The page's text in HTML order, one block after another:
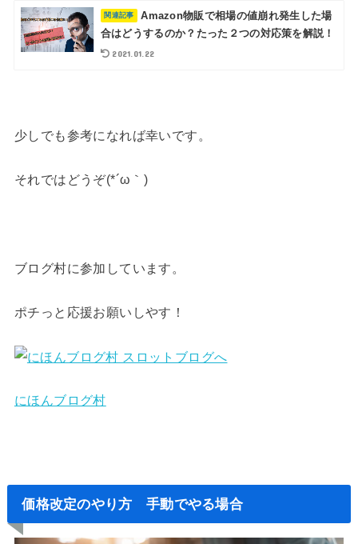
Amazon物販で相場の値崩れ発生した場
合はどうするのか？たった２つの対応策を解説！
2021.01.22
少しでも参考になれば幸いです。
それではどうぞ(*´ω｀)
ブログ村に参加しています。
ポチっと応援お願いしやす！
にほんブログ村
価格改定のやり方 手動でやる場合